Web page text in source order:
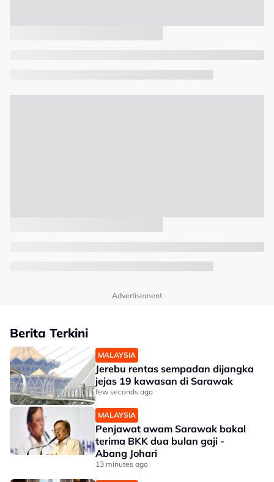
Advertisement
Berita Terkini
MALAYSIA
Jerebu rentas sempadan dijangka
jejas 19 kawasan di Sarawak
few seconds ago
MALAYSIA
Penjawat awam Sarawak bakal
terima BKK dua bulan gaji -
Abang Johari
13 minutes ago